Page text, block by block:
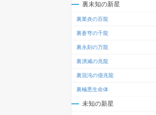
裏未知の新星
裏業炎の百龍
裏蒼穹の千龍
裏永刻の万龍
裏潰滅の兆龍
裏混沌の億兆龍
裏極悪生命体
未知の新星